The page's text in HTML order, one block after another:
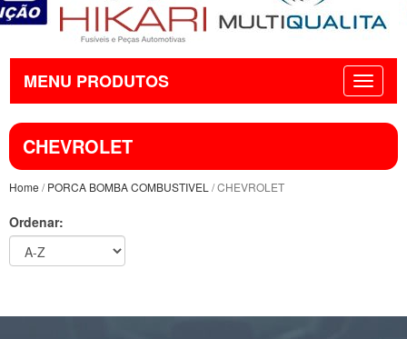
MENU PRODUTOS
CHEVROLET
Home /PORCA BOMBA COMBUSTIVEL / CHEVROLET
Ordenar: